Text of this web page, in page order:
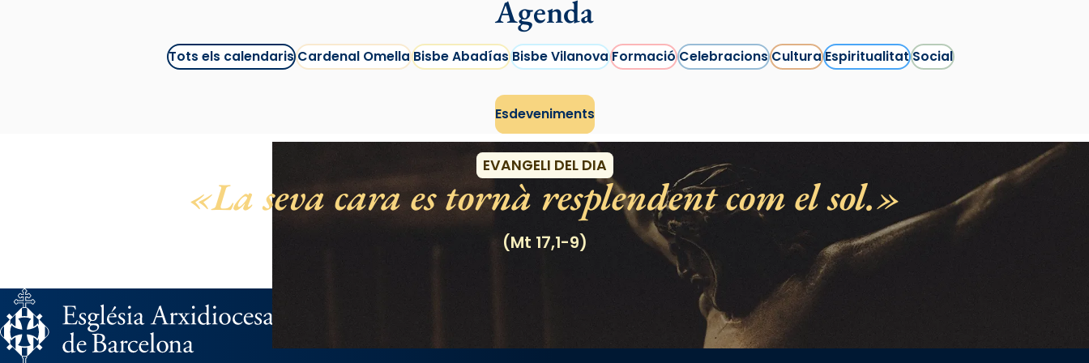
juliol la missa de Les Santes de
Share
Aquest dilluns, 27 de juliol, ha
tingut lloc la missa d’acció de
gràcies en agraïment al comitè
Agenda
Tots els calendarisCardenal OmellaBisbe AbadíasBisbe VilanovaFormacióCelebracionsCulturaEspiritualitatSocial
Esdeveniments
EVANGELI DEL DIA
La seva cara es tornà resplendent com el sol.
(Mt 17,1-9)